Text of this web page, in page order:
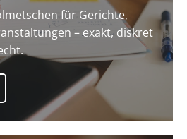
für Gerichte,
– exakt, diskret